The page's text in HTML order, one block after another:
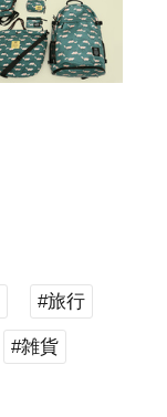
#旅行
#雑貨